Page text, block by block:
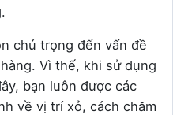
chú trọng đến vấn đề
Vì thế, khi sử dụng
bạn luôn được các
về vị trí xỏ, cách chăm